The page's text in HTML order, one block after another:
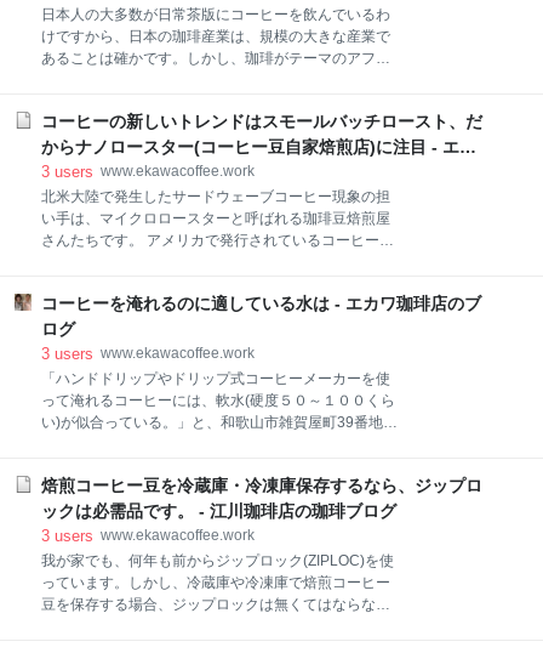
トリー記事のようなことを考えていました。
www.ekawacoffee.work それから４年、２０２０年９
月の時点で考えている『焙煎コーヒー豆業務卸を展開
だけですが、考え方が変化しています。 エカワ珈琲店
が焙煎コーヒー豆の業務卸に参入す
日本人の大多数が日常茶版にコーヒーを飲んでいるわ
けですから、日本の珈琲産業は、規模の大きな産業で
あることは確かです。しかし、珈琲がテーマのアフリ
アフリエイトのニッチ領域に位置していると考えま
す。 年老いた珈琲豆焙煎屋の管理・運営するブログ
は、その珈琲アフリエイトのニッチorマイクロニッチ
領域で頑張って行こうと考えています。 珈琲アフリエ
イトの飽和領域｜検索ボリュームの大きい領域 年老い
た珈琲豆焙煎屋のブログ 珈琲アフリエイトのニッチ｜
シャリティーコーヒー ホームロースト(自宅焙煎) コー
ヒーカップ、コーヒーマグ 年老いた珈琲豆焙煎屋の雑
感 珈琲アフリエイトの飽和領域｜検索ボリュームの大
きい領域
コーヒーの新しいトレンドはスモールバッチロースト、だ
からナノロースター(コーヒー豆自家焙煎店)に注目 - エカ
ワ珈琲店のブログ
3 users www.ekawacoffee.work
北米大陸で発生したサードウェーブコーヒー現象の担
い手は、マイクロロースターと呼ばれる珈琲豆焙煎屋
さんたちです。 アメリカで発行されているコーヒー豆
ースター、以下ならマイクロロースターと定義してい
ます。 クイックナビゲーション コーヒー豆自家焙煎店
はナノロースター ファーストウェーブコーヒー、セカ
ンドウェーブコーヒー、サードウェーブコーヒー サー
ドウェーブコーヒーの躍進 日本のコーヒー業界とサー
ドウェーブコーヒー現象 焙煎コーヒー豆業務卸も変化
前に コーヒー豆自家焙煎店(ナノロースター) コーヒー
豆自家焙煎店(ナノロースター)の問題点 コーヒー豆焙
煎に関する経験・知識・技術を記事にして有料販売し
ていま
コーヒーを淹れるのに適している水は - エカワ珈琲店のブ
ログ
3 users www.ekawacoffee.work
「ハンドドリップやドリップ式コーヒーメーカーを使
って淹れるコーヒーには、軟水(硬度５０～１００くら
い)が似合っている。」と、和歌山市雑賀屋町39番地で
ヒーを淹れているエカワ珈琲店は考えています。 「コ
ーヒーを淹れるのに使う水は軟水に限る」というの
は、エカワ珈琲店の経験談です。しかし、そのように
断定してしまうのには、少し無理があるのかもしれま
せん。 エカワ珈琲店の場合は 水と硬度(硬水と軟水) 日
本の水は軟水 水の硬度とコーヒーの香り・風味・色 コ
焙煎コーヒー豆を冷蔵庫・冷凍庫保存するなら、ジップロ
ックは必需品です。 - 江川珈琲店の珈琲ブログ
3 users www.ekawacoffee.work
我が家でも、何年も前からジップロック(ZIPLOC)を使
っています。しかし、冷蔵庫や冷凍庫で焙煎コーヒー
豆を保存する場合、ジップロックは無くてはならない